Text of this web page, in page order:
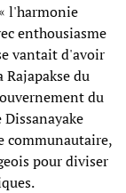
l'harmonie
enthousiasme
vantait d'avoir
du
du
communautaire,
pour diviser